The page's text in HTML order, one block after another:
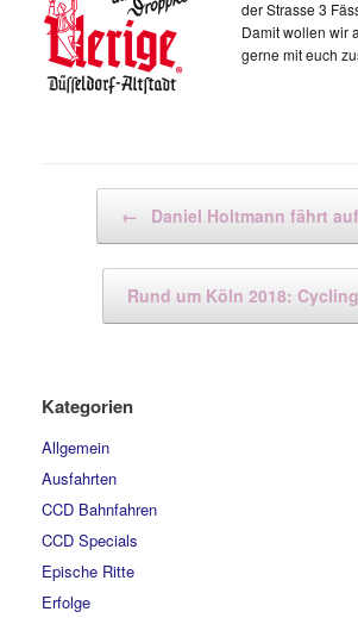
der Strasse 3
Damit wollen wir
gerne mit euch
← Daniel Holtmann fährt
Rund um Köln 2018:
Kategorien
Allgemein
Ausfahrten
CCD Bahnfahren
CCD Specials
Epische Ritte
Erfolge